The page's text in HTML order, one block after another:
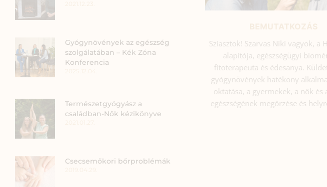
Gyógynövények az egészség
szolgálatában – Kék Zóna
Konferencia
Természetgyógyász a
családban-Nők kézikönyve
Csecsemőkori bőrproblémák
Sziasztok! Szarvas Niki vagyok, a
alapítója, egészségügyi
fitoterapeuta és édesanya.
gyógynövények hatékony
oktatása, a gyermekek, a nők és
egészségének megőrzése és